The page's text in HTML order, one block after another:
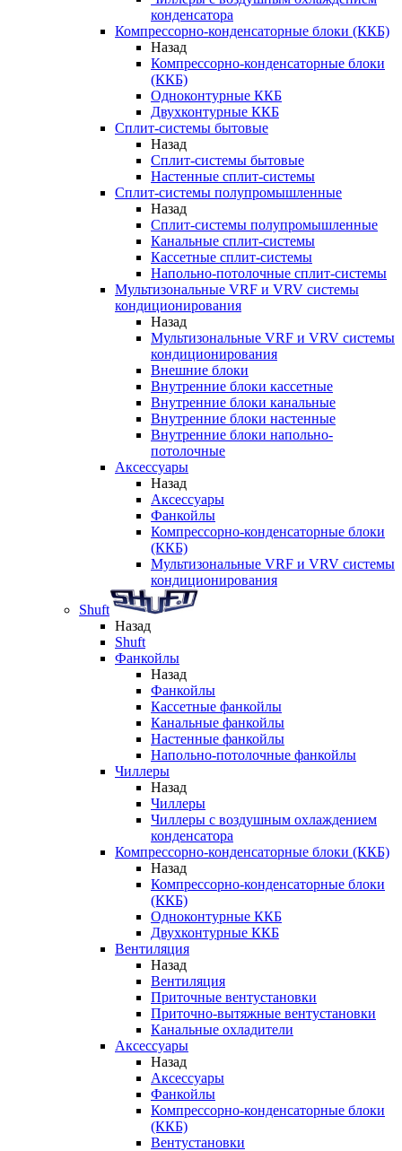
конденсатора
Компрессорно-конденсаторные блоки (ККБ)
Назад
Компрессорно-конденсаторные блоки
(ККБ)
Одноконтурные ККБ
Двухконтурные ККБ
Сплит-системы бытовые
Назад
Сплит-системы бытовые
Настенные сплит-системы
Сплит-системы полупромышленные
Назад
Сплит-системы полупромышленные
Канальные сплит-системы
Кассетные сплит-системы
Напольно-потолочные сплит-системы
Мультизональные VRF и VRV системы
кондиционирования
Назад
Мультизональные VRF и VRV системы
кондиционирования
Внешние блоки
Внутренние блоки кассетные
Внутренние блоки канальные
Внутренние блоки настенные
Внутренние блоки напольно-
потолочные
Аксессуары
Назад
Аксессуары
Фанкойлы
Компрессорно-конденсаторные блоки
(ККБ)
Мультизональные VRF и VRV системы
кондиционирования
Shuft
Назад
Shuft
Фанкойлы
Назад
Фанкойлы
Кассетные фанкойлы
Канальные фанкойлы
Настенные фанкойлы
Напольно-потолочные фанкойлы
Чиллеры
Назад
Чиллеры
Чиллеры с воздушным охлаждением
конденсатора
Компрессорно-конденсаторные блоки (ККБ)
Назад
Компрессорно-конденсаторные блоки
(ККБ)
Одноконтурные ККБ
Двухконтурные ККБ
Вентиляция
Назад
Вентиляция
Приточные вентустановки
Приточно-вытяжные вентустановки
Канальные охладители
Аксессуары
Назад
Аксессуары
Фанкойлы
Компрессорно-конденсаторные блоки
(ККБ)
Вентустановки